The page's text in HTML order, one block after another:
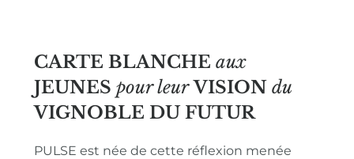
CARTE BLANCHE aux
JEUNES pour leur VISION du
VIGNOBLE DU FUTUR
PULSE est née de cette réflexion menée